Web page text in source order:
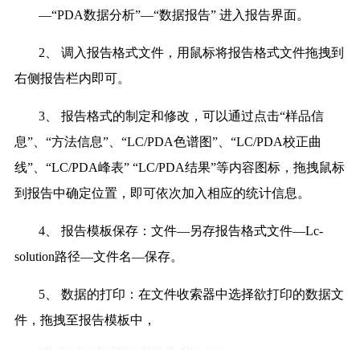
—“PDA数据分析”—“数据报告” 进入报告界面。
2、 调入报告格式文件，用鼠标将报告格式文件拖拽到
右侧报告栏内即可。
3、 报告格式的制定和修改，可以通过点击“样品信
息”、“方法信息”、“LC/PDA色谱图”、“LC/PDA校正曲
线”、“LC/PDA峰表” “LC/PDA结果”等内容图标，拖拽鼠标
到报告中确定位置，即可依次加入相应的统计信息。
4、 报告模板保存：文件—另存报告格式文件—Lc-
solution路径—文件名—保存。
5、 数据的打印：在文件收索器中选择欲打印的数据文
件，拖拽至报告模板中，